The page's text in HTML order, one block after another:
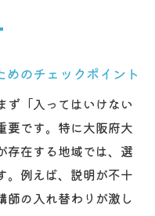
のチェックポイント
ず「入ってはいけない
要です。特に大阪府大
存在する地域では、選
。例えば、説明が不十
師の入れ替わりが激し